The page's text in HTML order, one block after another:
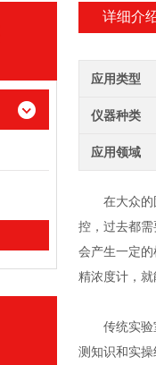
详细介
应用类型
仪器种类
应用领域
在大众的固
控，过去都
会产生一定
精浓度计，
传统实验室
测知识和实